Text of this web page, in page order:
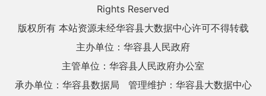
Rights Reserved
版权所有 本站资源未经华容县大数据中心许可不得转载
主办单位：华容县人民政府
主管单位：华容县人民政府办公室
承办单位：华容县数据局
管理维护：华容县大数据中心